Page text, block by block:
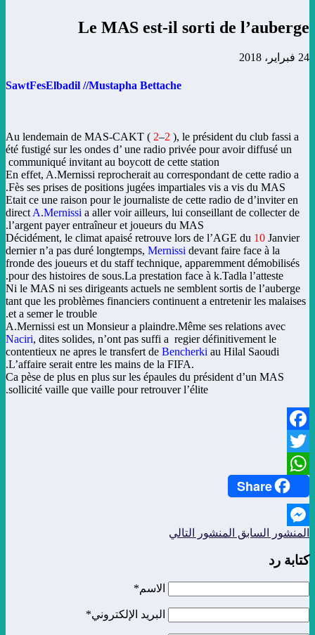
Le MAS est-il sorti de l’auberge
24 فبراير، 2018
SawtFesElbadil //Mustapha Bettache
Au lendemain de MAS-CAKT ( 2–2 ), le président du club fassi a
été fustigé sur les ondes d’ une radio privée pour avoir diffusé un
communiqué invitant au boycott de cette station
En effet, A.Mernissi reprocherait au correspondant de cette radio a
Fès ses prises de positions jugées impartiales vis a vis du MAS.
Etait ce une raison pour le journaliste de cette radio de d’inviter en
direct A.Mernissi a aller voir ailleurs, lui conseillant de collecter de
l’argent payer entraîneur et joueurs du MAS.
Décidément, le climat apaisé retrouve lors de l’AGE du 10 Janvier
dernier n’a pas duré longtemps, Mernissi devant faire face à la
fronde des joueurs et du staff technique, apparemment démobilisés
pour des histoires de sous.La prestation face à k.Tadla l’atteste.
Ni le MAS ni ses dirigeants actuels ne semblent sortis de l’auberge
tant que les problèmes financiers continuent a entretenir les malaises
et a semer le trouble.
A.Mernissi est un Monsieur a plaindre.Même ses relations avec
Naciri, dites solides, n’ont pas suffi a regier définitivement le
contentieux ne apres le transfert de Bencherki au Hilal Saoudi
.L’affaire serait entre les mains de la FIFA.
Ca pèse de plus en plus sur les épaules du président d’un MAS
sollicité vaille que vaille pour retrouver l’élite.
Facebook
Twitter
WhatsApp
Share
Messenger
المنشور السابق المنشور التالي
كتابة رد
الاسم*
البريد الإلكتروني*